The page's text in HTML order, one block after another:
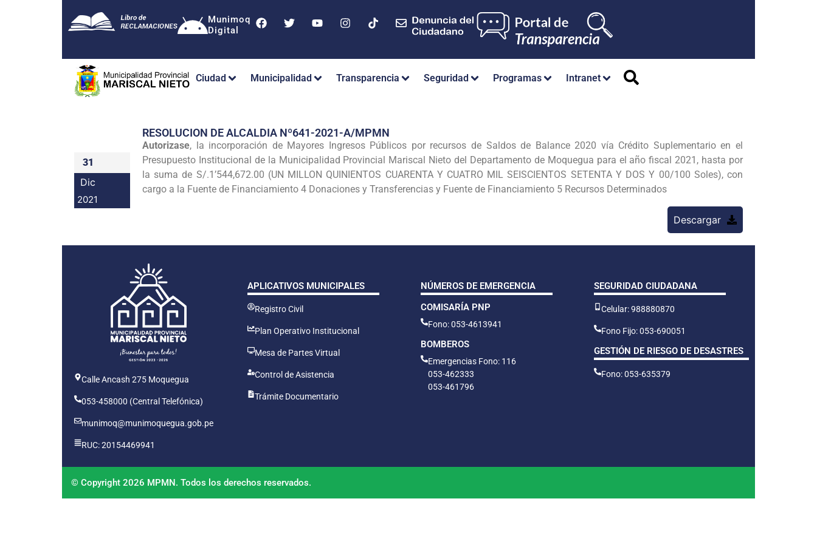
Munimoq
Digital
Ciudad Municipalidad Transparencia Seguridad Programas Intranet
31
Dic
2021
RESOLUCION DE ALCALDIA Nº641-2021-A/MPMN
Autorizase, la incorporación de Mayores Ingresos Públicos por recursos de Saldos de Balance 2020 vía Crédito Suplementario en el
Presupuesto Institucional de la Municipalidad Provincial Mariscal Nieto del Departamento de Moquegua para el año fiscal 2021, hasta por
la suma de S/.1’544,672.00 (UN MILLON QUINIENTOS CUARENTA Y CUATRO MIL SEISCIENTOS SETENTA Y DOS Y 00/100 Soles), con
cargo a la Fuente de Financiamiento 4 Donaciones y Transferencias y Fuente de Financiamiento 5 Recursos Determinados
Descargar
Calle Ancash 275 Moquegua
053-458000 (Central Telefónica)
munimoq@munimoquegua.gob.pe
RUC: 20154469941
APLICATIVOS MUNICIPALES
Registro Civil
Plan Operativo Institucional
Mesa de Partes Virtual
Control de Asistencia
Trámite Documentario
NÚMEROS DE EMERGENCIA
COMISARÍA PNP
Fono: 053-4613941
BOMBEROS
Emergencias Fono: 116
053-462333
053-461796
SEGURIDAD CIUDADANA
Celular: 988880870
Fono Fijo: 053-690051
GESTIÓN DE RIESGO DE DESASTRES
Fono: 053-635379
© Copyright 2026 MPMN. Todos los derechos reservados.